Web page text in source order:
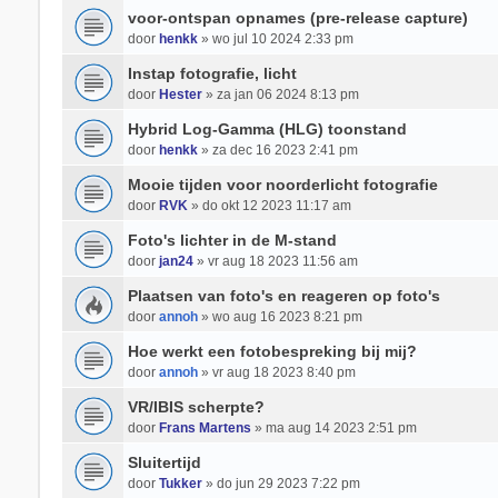
voor-ontspan opnames (pre-release capture)
door henkk» wo jul 10 2024 2:33 pm
Instap fotografie, licht
door Hester» za jan 06 2024 8:13 pm
Hybrid Log-Gamma (HLG) toonstand
door henkk» za dec 16 2023 2:41 pm
Mooie tijden voor noorderlicht fotografie
door RVK» do okt 12 2023 11:17 am
Foto's lichter in de M-stand
door jan24» vr aug 18 2023 11:56 am
Plaatsen van foto's en reageren op foto's
door annoh» wo aug 16 2023 8:21 pm
Hoe werkt een fotobespreking bij mij?
door annoh» vr aug 18 2023 8:40 pm
VR/IBIS scherpte?
door Frans Martens » ma aug 14 2023 2:51 pm
Sluitertijd
door Tukker» do jun 29 2023 7:22 pm